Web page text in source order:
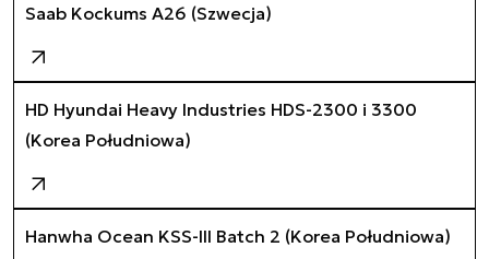
Saab Kockums A26 (Szwecja)
HD Hyundai Heavy Industries HDS-2300 i 3300
(Korea Południowa)
Hanwha Ocean KSS-III Batch 2 (Korea Południowa)